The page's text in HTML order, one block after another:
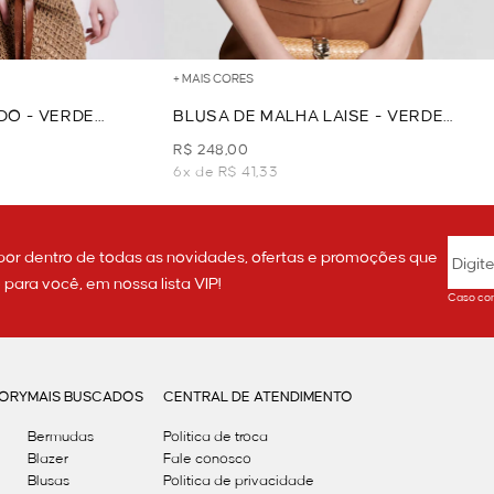
- VERDE
+ MAIS CORES
BLUSA DE MALHA LAISE - VERDE
CLARO
R$ 248,00
6x de R$ 41,33
dentro de todas as novidades, ofertas e promoções que
você, em nossa lista VIP!
Caso
MAIS BUSCADOS
Bermudas
Blazer
Blusas
CENTRAL DE ATENDIMENTO
Política de troca
Fale conosco
Politica de privacidade